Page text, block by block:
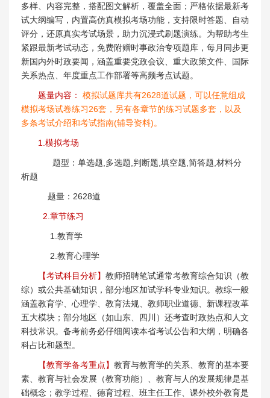
多样、内容完整，搭配图文解析，覆盖全面；严格依据最新考
试大纲编写，内置高仿真模拟考场功能，支持限时答题、自动
评分，还原真实考试场景，助力沉浸式刷题演练。为帮助考生
紧跟最新考试动态，免费附赠时事政治专项题库，每月同步更
新国内外时政要闻，涵盖重要党政会议、重大政策文件、国际
关系热点、年度重点工作部署等高频考点试题。
题量内容： 模拟试题库共有2628道试题，可以任意组成
模拟考场试卷练习26套，另有各章节的练习试题多套，以及
多条考试介绍和考试指南(辅导资料)。
1.模拟考场
题型：单选题,多选题,判断题,填空题,简答题,材料分
析题
题量：2628道
2.章节练习
1.教育学
2.教育心理学
【考试科目分析】 教师招聘笔试通常考教育综合知识（教
综）或公共基础知识，部分地区加试学科专业知识。教综一般
涵盖教育学、心理学、教育法规、教师职业道德、新课程改革
五大模块；部分地区（如山东、四川）还考查时政热点和人文
科技常识。备考前务必仔细阅读本省考试公告和大纲，明确各
科占比和题型。
【教育学备考重点】 教育与教育学的关系、教育的基本要
素、教育与社会发展（教育功能）、教育与人的发展规律是基
础概念；教学过程、德育过程、班主任工作、课外校外教育是